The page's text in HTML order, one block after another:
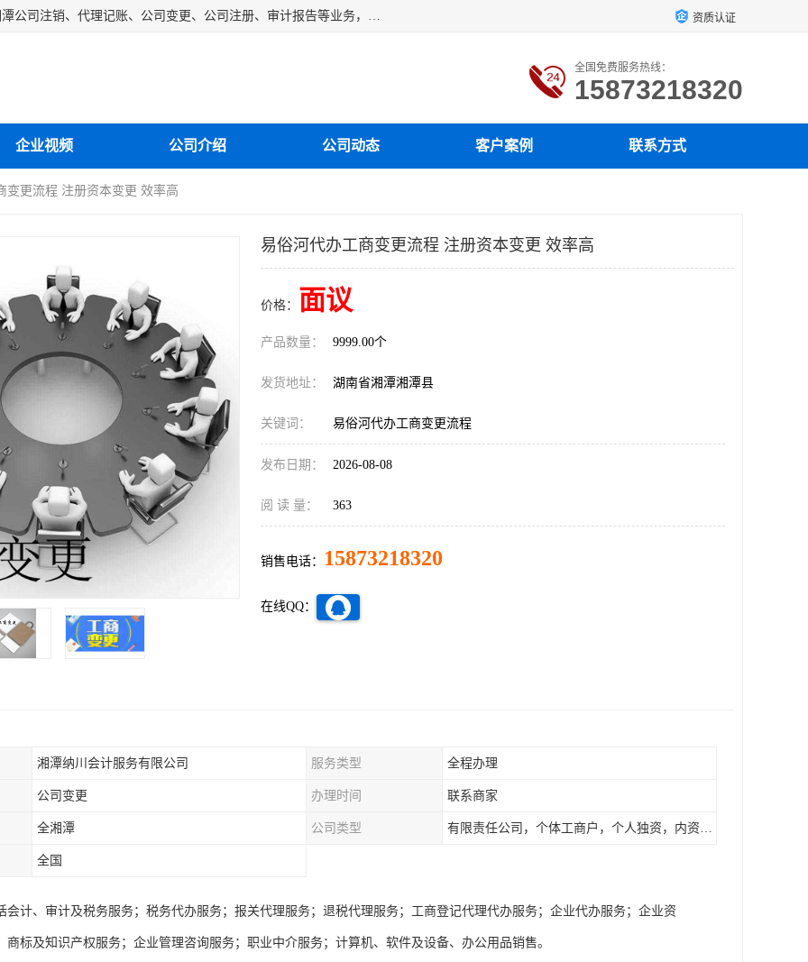
湘潭纳川会计服务有限公司主营从事：湘潭公司账务清理、湘潭公司注销、代理记账、公司变更、公司注册、审计报告等业务，公司设立有专门的代理注册部门，现有工商代办专员，部门经理从事工商代办多年，对各地区公司注册、公司变更、进出口业务等流程以及各行业公司注册、变更所需注意的细节都非常熟悉。 资质认证
全国免费服务热线：
15873218320
企业视频 公司介绍 公司动态 客户案例 联系方式
变更流程 注册资本变更 效率高
易俗河代办工商变更流程 注册资本变更 效率高
价格： 面议
产品数量： 9999.00个
发货地址： 湖南省湘潭湘潭县
关键词： 易俗河代办工商变更流程
发布日期： 2026-08-08
阅 读 量： 363
销售电话： 15873218320
在线QQ：
湘潭纳川会计服务有限公司 服务类型 全程办理
公司变更 办理时间 联系商家
全湘潭 公司类型 有限责任公司，个体工商户，个人独资，内资，外资
全国
会计、审计及税务服务；税务代办服务；报关代理服务；退税代理服务；工商登记代理代办服务；企业代办服务；企业资
商标及知识产权服务；企业管理咨询服务；职业中介服务；计算机、软件及设备、办公用品销售。